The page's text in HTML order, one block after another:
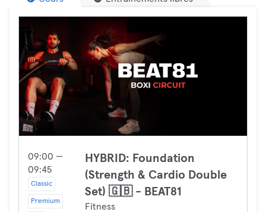
09:00 —
09:45
Classic
Premium
HYBRID: Foundation
(Strength & Cardio Double
Set) 🇬🇧 - BEAT81
Fitness